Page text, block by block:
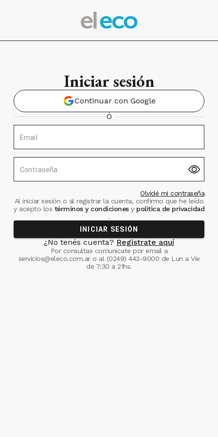
Iniciar sesión
Continuar con Google
Ó
Email
Contraseña
Olvidé mi contraseña
Al iniciar sesión o al registrar la cuenta, confirmo que he leído
y acepto los términos y condiciones ypolítica de privacidad
.
INICIAR SESIÓN
¿No tenés cuenta? Registrate aquí
Por consultas comunicate por email a
servicios@eleco.com.aro al (0249) 443-9000 de Lun a Vie
de 7:30 a 21hs.